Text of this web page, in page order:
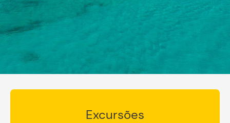
Excursões